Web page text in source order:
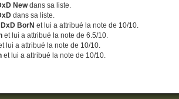
Newdans sa liste.
dans sa liste.
BorN et lui a attribué la note de 10/10.
et lui a attribué la note de 6.5/10.
lui a attribué la note de 10/10.
et lui a attribué la note de 10/10.